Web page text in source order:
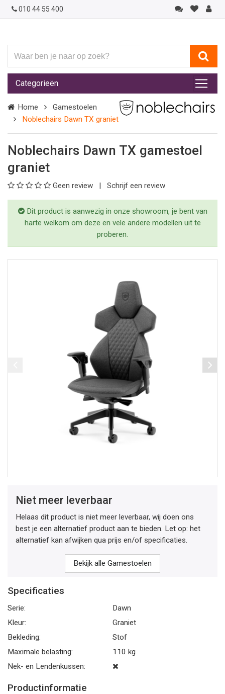
010 44 55 400
ben
je
naar
op
zoek?
Categorieën
Home
Gamestoelen
Noblechairs Dawn TX graniet
Noblechairs Dawn TX gamestoel
graniet
Geen review Schrijf een review
Dit product is aanwezig in onze showroom, je bent van
harte welkom om deze en vele andere modellen uit te
proberen.
Niet meer leverbaar
Helaas dit product is niet meer leverbaar, wij doen ons
best je een alternatief product aan te bieden. Let op: het
alternatief kan afwijken qua prijs en/of specificaties.
Bekijk alle Gamestoelen
Specificaties
Serie:
Dawn
Kleur:
Graniet
Bekleding:
Stof
Maximale belasting:
110 kg
Nek- en Lendenkussen:
Productinformatie